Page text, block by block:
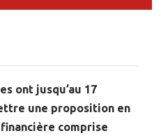
ont jusqu’au 17
une proposition en
comprise